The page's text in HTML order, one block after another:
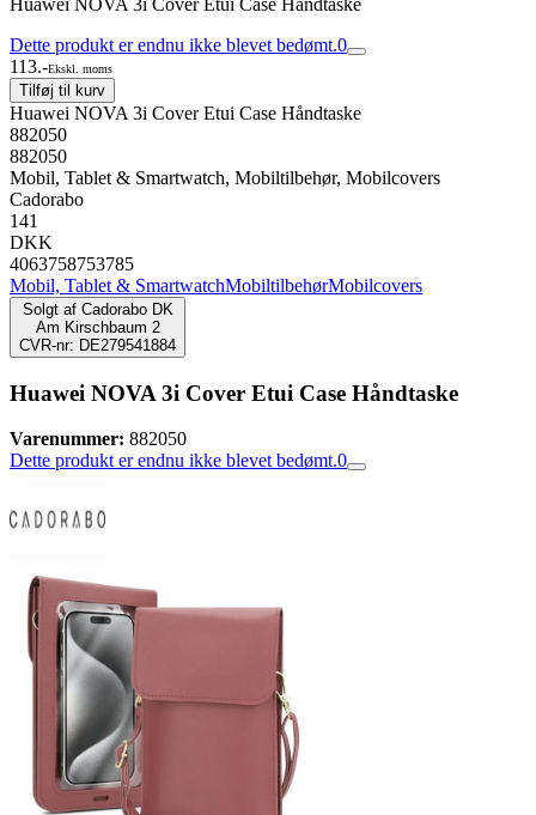
Huawei NOVA 3i Cover Etui Case Håndtaske
Dette produkt er endnu ikke blevet bedømt.0
113.-Ekskl. moms
Tilføj til kurv
Huawei NOVA 3i Cover Etui Case Håndtaske
882050
882050
Mobil, Tablet & Smartwatch, Mobiltilbehør, Mobilcovers
Cadorabo
141
DKK
4063758753785
Mobil, Tablet & SmartwatchMobiltilbehørMobilcovers
Solgt af Cadorabo DK
Am Kirschbaum 2
CVR-nr: DE279541884
Huawei NOVA 3i Cover Etui Case Håndtaske
Varenummer: 882050
Dette produkt er endnu ikke blevet bedømt.0